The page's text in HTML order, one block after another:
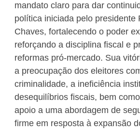
mandato claro para dar
política iniciada pelo presidente
Chaves, fortalecendo o poder
reforçando a disciplina fiscal e
reformas pró-mercado. Sua
a preocupação dos eleitores
criminalidade, a ineficiência
desequilíbrios fiscais, bem
apoio a uma abordagem de
firme em resposta à expansão